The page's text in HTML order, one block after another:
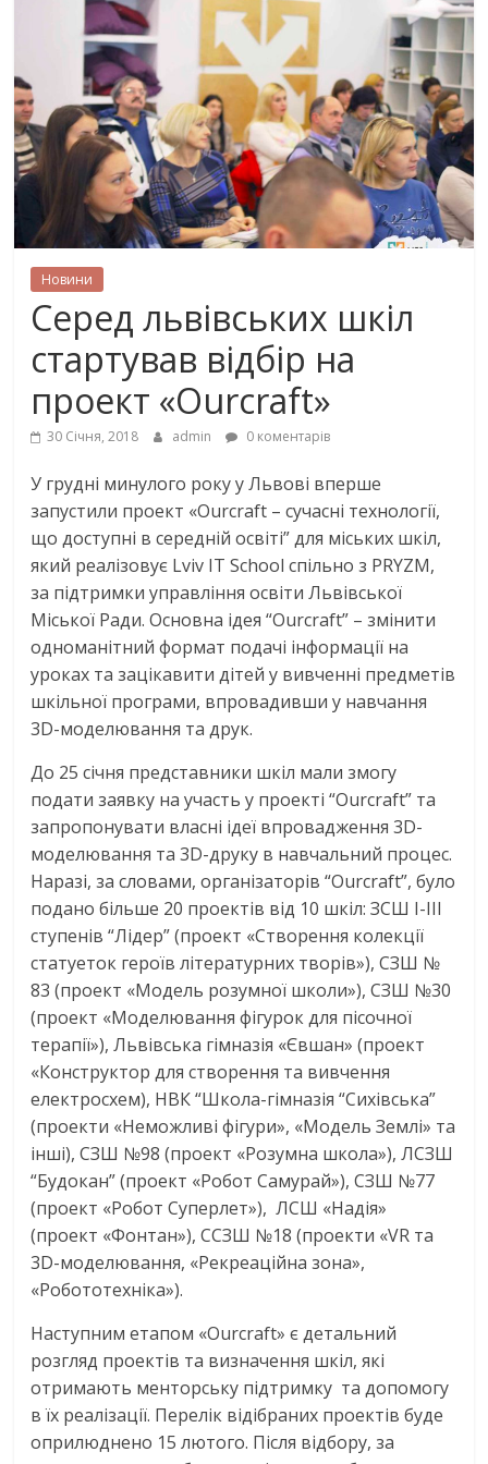
Новини
Серед львівських шкіл
стартував відбір на
проект «Ourcraft»
30 Січня, 2018 admin 0 коментарів
У грудні минулого року у Львові вперше
запустили проект «Ourcraft – сучасні технології,
що доступні в середній освіті” для міських шкіл,
який реалізовує Lviv IT Schoоl спільно з PRYZM,
за підтримки управління освіти Львівської
Міської Ради. Основна ідея “Ourcraft” – змінити
одноманітний формат подачі інформації на
уроках та зацікавити дітей у вивченні предметів
шкільної програми, впровадивши у навчання
3D-моделювання та друк.
До 25 січня представники шкіл мали змогу
подати заявку на участь у проекті “Ourcraft” та
запропонувати власні ідеї впровадження 3D-
моделювання та 3D-друку в навчальний процес.
Наразі, за словами, організаторів “Ourcraft”, було
подано більше 20 проектів від 10 шкіл: ЗСШ І-ІІІ
ступенів “Лідер” (проект «Створення колекції
статуеток героїв літературних творів»), СЗШ №
83 (проект «Модель розумної школи»), СЗШ №30
(проект «Моделювання фігурок для пісочної
терапії»), Львівська гімназія «Євшан» (проект
«Конструктор для створення та вивчення
електросхем), НВК “Школа-гімназія “Сихівська”
(проекти «Неможливі фігури», «Модель Землі» та
інші), СЗШ №98 (проект «Розумна школа»), ЛСЗШ
“Будокан” (проект «Робот Самурай»), СЗШ №77
(проект «Робот Суперлет»), ЛСШ «Надія»
(проект «Фонтан»), ССЗШ №18 (проекти «VR та
3D-моделювання, «Рекреаційна зона»,
«Робототехніка»).
Наступним етапом «Ourcraft» є детальний
розгляд проектів та визначення шкіл, які
отримають менторську підтримку та допомогу
в їх реалізації. Перелік відібраних проектів буде
оприлюднено 15 лютого. Після відбору, за